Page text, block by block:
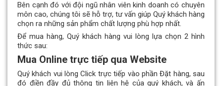
Bên cạnh đó với đội ngũ nhân viên kinh doanh có chuyên
môn cao, chúng tôi sẽ hỗ trợ, tư vấn giúp Quý khách hàng
chọn ra những sản phẩm chất lượng phù hợp nhất.
Để mua hàng, Quý khách hàng vui lòng lựa chọn 2 hình
thức sau:
Mua Online trực tiếp qua Website
Quý khách vui lòng Click trực tiếp vào phần Đặt hàng, sau
đó điền đầy đủ thông tin liên hệ của quý khách, và ấn